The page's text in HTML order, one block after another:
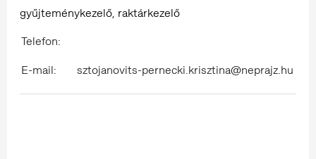
gyűjteménykezelő, raktárkezelő
Telefon:
E-mail:
sztojanovits-pernecki.krisztina@neprajz.hu